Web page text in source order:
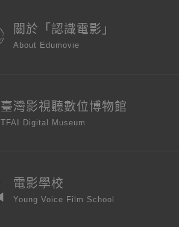
關於「認識電影」
About Edumovie
臺灣影視聽數位博物館
TFAI Digital Museum
電影學校
Young Voice Film School